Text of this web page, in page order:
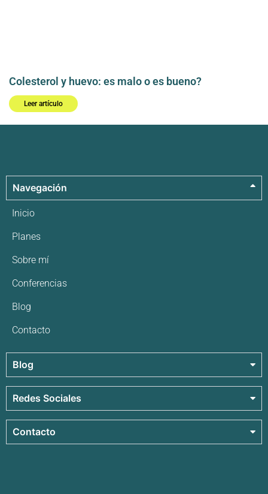
Colesterol y huevo: es malo o es bueno?
Leer artículo
Navegación
Inicio
Planes
Sobre mí
Conferencias
Blog
Contacto
Blog
Redes Sociales
Contacto